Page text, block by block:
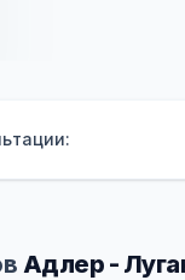
Адлер -